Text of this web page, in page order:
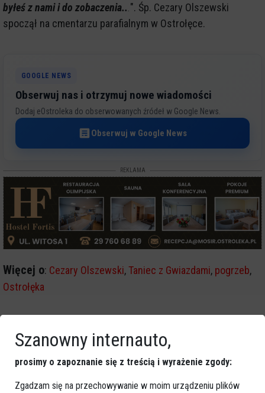
byłeś z nami i do zobaczenia.. ". Śp. Cezary Olszewski
spoczął na cmentarzu parafialnym w Ostrołęce.
GOOGLE NEWS
Obserwuj nas i otrzymuj nowe wiadomości
Dodaj eOstroleka do obserwowanych źródeł w Google News.
Obserwuj w Google News
REKLAMA
Więcej o: Cezary Olszewski,Taniec z Gwiazdami, pogrzeb,
Ostrołęka
Szanowny internauto,
prosimy o zapoznanie się z treścią i wyrażenie zgody:
Zgadzam się na przechowywanie w moim urządzeniu plików